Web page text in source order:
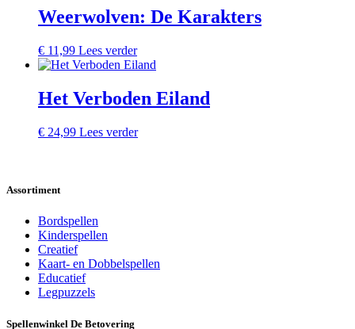
Weerwolven: De Karakters
€ 11,99 Lees verder
Het Verboden Eiland
€ 24,99 Lees verder
Assortiment
Bordspellen
Kinderspellen
Creatief
Kaart- en Dobbelspellen
Educatief
Legpuzzels
Spellenwinkel De Betover​ing